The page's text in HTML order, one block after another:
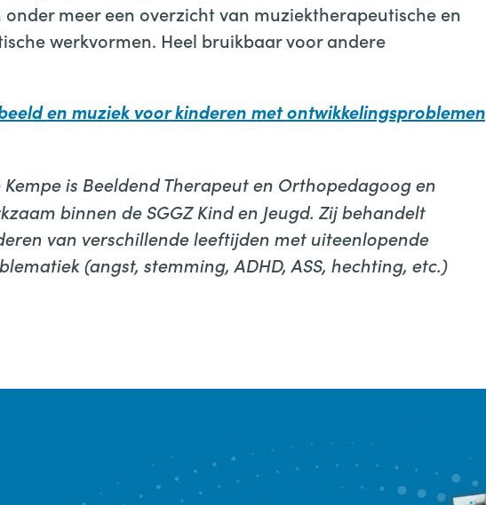
meer een overzicht van muziektherapeutische en
werkvormen. Heel bruikbaar voor andere
en muziek voor kinderen met ontwikkelingsproblemen
Kempe is Beeldend Therapeut en Orthopedagoog en
binnen de SGGZ Kind en Jeugd. Zij behandelt
van verschillende leeftijden met uiteenlopende
(angst, stemming, ADHD, ASS, hechting, etc.)